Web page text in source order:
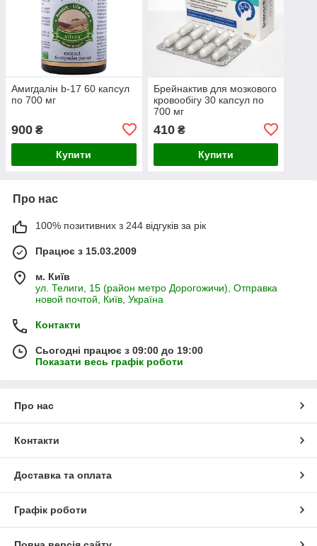
Амигдалін b-17 60 капсул
по 700 мг
900 ₴
Купити
Брейнактив для мозкового
кровообігу 30 капсул по
700 мг
410₴
Купити
Про нас
100% позитивних з 244 відгуків за рік
Працює з 15.03.2009
м. Київ
ул. Телиги, 15 (район метро Дорогожичи), Отправка
новой почтой, Київ, Україна
Контакти
Сьогодні працює з 09:00 до 19:00
Показати весь графік роботи
Про нас
Контакти
Доставка та оплата
Графік роботи